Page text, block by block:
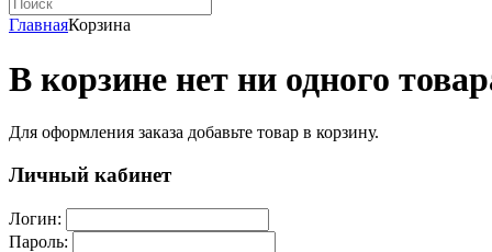
ГлавнаяКорзина
В корзине нет ни одного
Для оформления заказа добавьте товар в корзину.
Личный кабинет
Логин:
Пароль: